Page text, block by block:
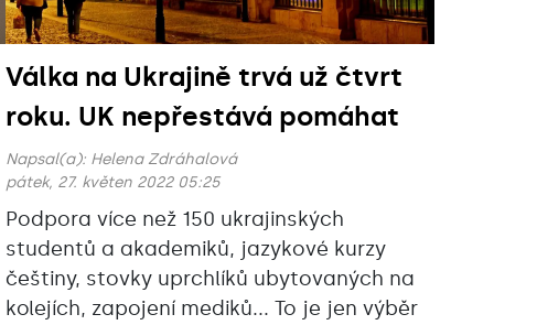
Válka na Ukrajině trvá už čtvrt
roku. UK nepřestává pomáhat
Napsal(a): Helena Zdráhalová
pátek, 27. květen 2022 05:25
Podpora více než 150 ukrajinských
studentů a akademiků, jazykové kurzy
češtiny, stovky uprchlíků ubytovaných na
kolejích, zapojení mediků... To je jen výběr